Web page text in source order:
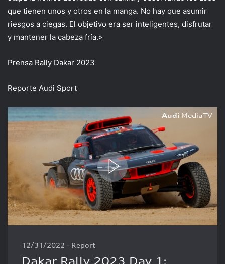
que tienen unos y otros en la manga. No hay que asumir
riesgos a ciegas. El objetivo era ser inteligentes, disfrutar
y mantener la cabeza fría.»
Prensa Rally Dakar 2023
Reporte Audi Sport